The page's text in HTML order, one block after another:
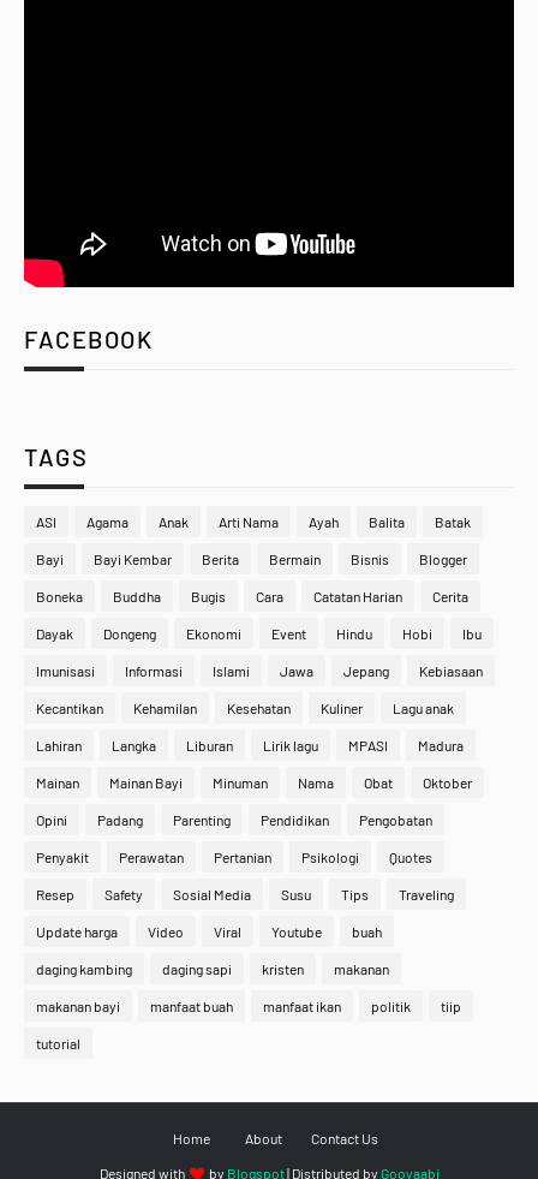
FACEBOOK
TAGS
ASI Agama Anak Arti Nama Ayah Balita Batak
Bayi Bayi Kembar Berita Bermain Bisnis Blogger
Boneka Buddha Bugis Cara Catatan Harian Cerita
Dayak Dongeng Ekonomi Event Hindu Hobi Ibu
Imunisasi Informasi Islami Jawa Jepang Kebiasaan
Kecantikan Kehamilan Kesehatan Kuliner Lagu anak
Lahiran Langka Liburan Lirik lagu MPASI Madura
Mainan Mainan Bayi Minuman Nama Obat Oktober
Opini Padang Parenting Pendidikan Pengobatan
Penyakit Perawatan Pertanian Psikologi Quotes
Resep Safety Sosial Media Susu Tips Traveling
Update harga Video Viral Youtube buah
daging kambing daging sapi kristen makanan
makanan bayi manfaat buah manfaat ikan politik tiip
tutorial
Home About Contact Us
Designed with by Blogspot| Distributed by Gooyaabi